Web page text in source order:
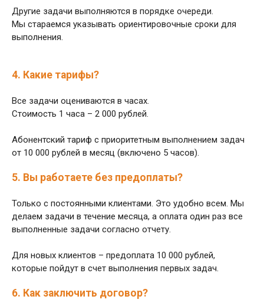
Другие задачи выполняются в порядке очереди.
Мы стараемся указывать ориентировочные сроки для
выполнения.
4. Какие тарифы?
Все задачи оцениваются в часах.
Стоимость 1 часа – 2 000 рублей.
Абонентский тариф с приоритетным выполнением задач
от 10 000 рублей в месяц (включено 5 часов).
5. Вы работаете без предоплаты?
Только с постоянными клиентами. Это удобно всем. Мы
делаем задачи в течение месяца, а оплата один раз все
выполненные задачи согласно отчету.
Для новых клиентов – предоплата 10 000 рублей,
которые пойдут в счет выполнения первых задач.
6. Как заключить договор?